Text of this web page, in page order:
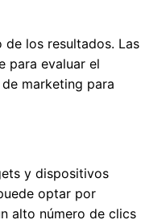
los resultados. Las
para evaluar el
marketing para
y dispositivos
optar por
alto número de clics